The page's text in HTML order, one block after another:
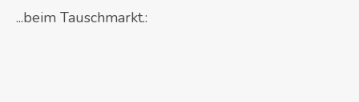
...beim Tauschmarkt.: